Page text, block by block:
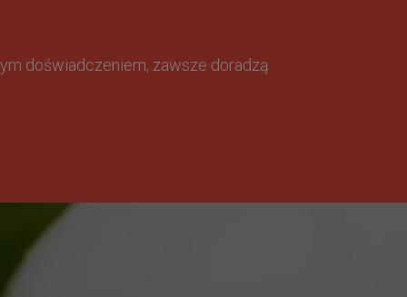
doświadczeniem, zawsze doradzą